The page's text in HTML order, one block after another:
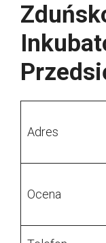
Adres
Ocena